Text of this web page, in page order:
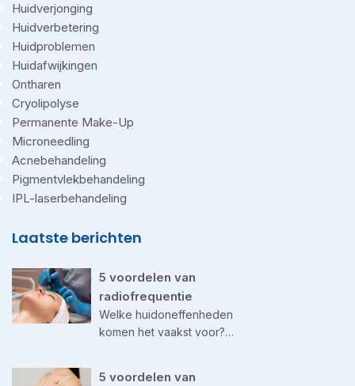
Huidverjonging
Huidverbetering
Huidproblemen
Huidafwijkingen
Ontharen
Cryolipolyse
Permanente Make-Up
Microneedling
Acnebehandeling
Pigmentvlekbehandeling
IPL-laserbehandeling
Laatste berichten
5 voordelen van
radiofrequentie
Welke huidoneffenheden
komen het vaakst voor?…
5 voordelen van